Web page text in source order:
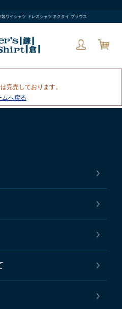
製ワイシャツ ドレスシャツ ネクタイ ブラウス
完売しております。
ムへ戻る